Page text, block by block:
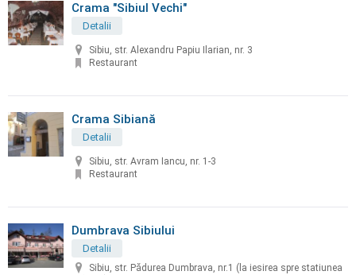
Crama "Sibiul Vechi"
Detalii
Sibiu, str. Alexandru Papiu Ilarian, nr. 3
Restaurant
Crama Sibiană
Detalii
Sibiu, str. Avram Iancu, nr. 1-3
Restaurant
Dumbrava Sibiului
Detalii
Sibiu, str. Pădurea Dumbrava, nr.1 (la iesirea spre statiunea